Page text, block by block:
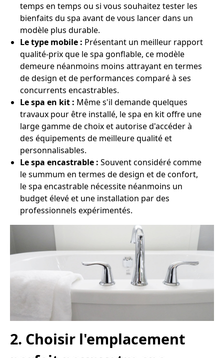
temps en temps ou si vous souhaitez tester les
bienfaits du spa avant de vous lancer dans un
modèle plus durable.
Le type mobile : Présentant un meilleur rapport
qualité-prix que le spa gonflable, ce modèle
demeure néanmoins moins attrayant en termes
de design et de performances comparé à ses
concurrents encastrables.
Le spa en kit : Même s'il demande quelques
travaux pour être installé, le spa en kit offre une
large gamme de choix et autorise d'accéder à
des équipements de meilleure qualité et
personnalisables.
Le spa encastrable : Souvent considéré comme
le summum en termes de design et de confort,
le spa encastrable nécessite néanmoins un
budget élevé et une installation par des
professionnels expérimentés.
2. Choisir l'emplacement